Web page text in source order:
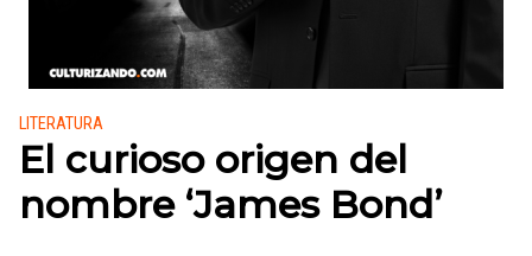
Publicado en:
LITERATURA
El curioso origen del
nombre ‘James Bond’